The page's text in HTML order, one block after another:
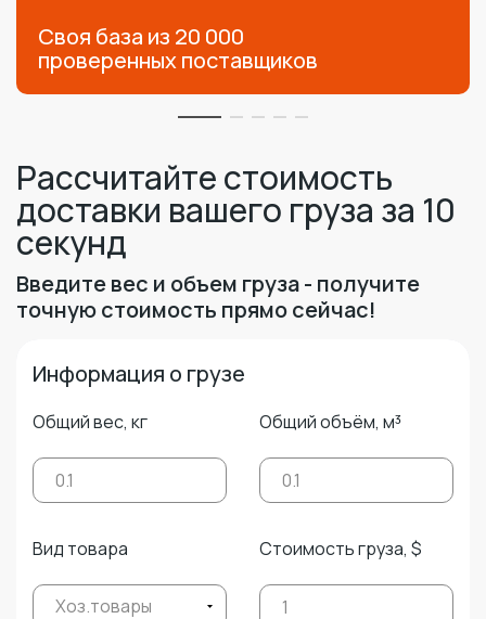
Своя база из 20 000
проверенных поставщиков
Рассчитайте стоимость
доставки вашего груза за 10
секунд
Введите вес и объем груза - получите
точную стоимость прямо сейчас!
Информация о грузе
Общий вес, кг Общий объём, м³
Вид товара
Хоз.товары
Стоимость груза, $